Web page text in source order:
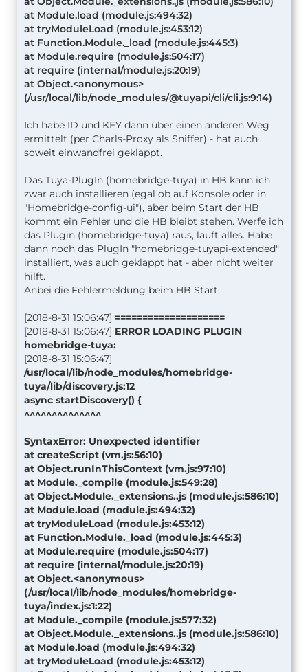
at Module.load (module.js:494:32)
at tryModuleLoad (module.js:453:12)
at Function.Module._load (module.js:445:3)
at Module.require (module.js:504:17)
at require (internal/module.js:20:19)
at Object.<anonymous>
(/usr/local/lib/node_modules/@tuyapi/cli/cli.js:9:14)
Ich habe ID und KEY dann über einen anderen Weg
ermittelt (per Charls-Proxy als Sniffer) - hat auch
soweit einwandfrei geklappt.
Das Tuya-PlugIn (homebridge-tuya) in HB kann ich
zwar auch installieren (egal ob auf Konsole oder in
"Homebridge-config-ui"), aber beim Start der HB
kommt ein Fehler und die HB bleibt stehen. Werfe ich
das Plugin (homebridge-tuya) raus, läuft alles. Habe
dann noch das PlugIn "homebridge-tuyapi-extended"
installiert, was auch geklappt hat - aber nicht weiter
hilft.
Anbei die Fehlermeldung beim HB Start:
[2018-8-31 15:06:47] ====================
[2018-8-31 15:06:47] ERROR LOADING PLUGIN
homebridge-tuya:
[2018-8-31 15:06:47]
/usr/local/lib/node_modules/homebridge-
tuya/lib/discovery.js:12
async startDiscovery() {
^^^^^^^^^^^^^^
SyntaxError: Unexpected identifier
at createScript (vm.js:56:10)
at Object.runInThisContext (vm.js:97:10)
at Module._compile (module.js:549:28)
at Object.Module._extensions..js (module.js:586:10)
at Module.load (module.js:494:32)
at tryModuleLoad (module.js:453:12)
at Function.Module._load (module.js:445:3)
at Module.require (module.js:504:17)
at require (internal/module.js:20:19)
at Object.<anonymous>
(/usr/local/lib/node_modules/homebridge-
tuya/index.js:1:22)
at Module._compile (module.js:577:32)
at Object.Module._extensions..js (module.js:586:10)
at Module.load (module.js:494:32)
at tryModuleLoad (module.js:453:12)